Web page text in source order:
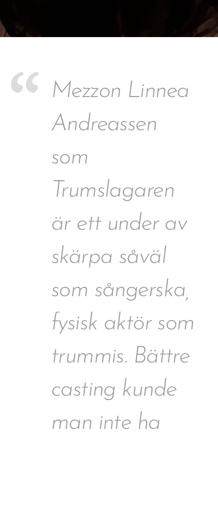
Mezzon Linnea
Andreassen
som
Trumslagaren
är ett under av
skärpa såväl
som sångerska,
fysisk aktör som
trummis. Bättre
casting kunde
man inte ha